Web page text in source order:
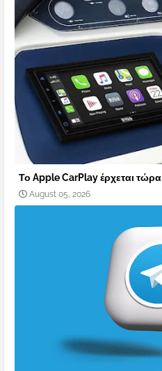
Το Apple CarPlay έρχεται
August 05, 2026